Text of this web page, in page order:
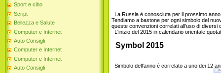
Sport e cibo
Script
Bellezza e Salute
Computer e Internet
Auto Consigli
Computer e Internet
Computer e Internet
Auto Consigli
La Russia è conosciuta per il prossimo
Tendiamo a bastone per ogni simbolo del
queste convenzioni correlati all'uso di diversi
L'inizio del 2015 in calendario orientale
Symbol 2015
Simbolo dell'anno è correlato a uno dei 12